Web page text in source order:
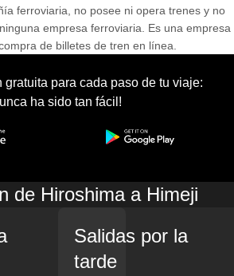
ferroviaria, no posee ni opera trenes y no
empresa ferroviaria. Es una empresa
de billetes de tren en línea.
gratuita para cada paso de tu viaje:
ha sido tan fácil!
de Hiroshima a Himeji
Salidas por la
tarde